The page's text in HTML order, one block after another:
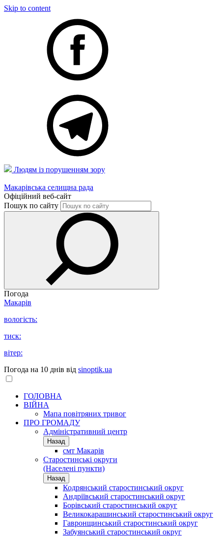
Skip to content
Людям із порушенням зору
Макарівська селищна рада
Офіційний веб-сайт
Пошук по сайту
Погода
Макарів
вологість:
тиск:
вітер:
Погода на 10 днів від sinoptik.ua
ГОЛОВНА
ВІЙНА
Мапа повітряних тривог
ПРО ГРОМАДУ
Aдміністративний центр
Назад
смт Макарів
Старостинські округи
(Населені пункти)
Назад
Кодрянський старостинський округ
Андріївський старостинський округ
Борівський старостинський округ
Великокарашинський старостинський округ
Гавронщинський старостинський округ
Забуянський старостинський округ